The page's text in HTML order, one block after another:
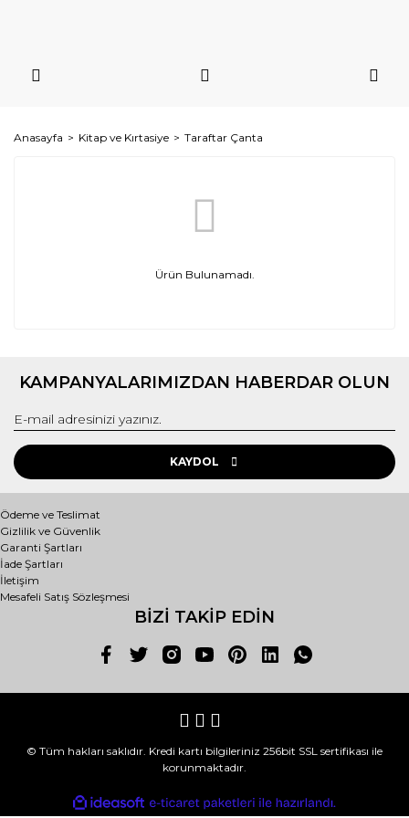
Anasayfa Kitap ve Kırtasiye Taraftar Çanta
Ürün Bulunamadı.
KAMPANYALARIMIZDAN HABERDAR OLUN
KAYDOL
Ödeme ve Teslimat
Gizlilik ve Güvenlik
Garanti Şartları
İade Şartları
İletişim
Mesafeli Satış Sözleşmesi
BİZİ TAKİP EDİN
© Tüm hakları saklıdır. Kredi kartı bilgileriniz 256bit SSL sertifikası ile
korunmaktadır.
ideasoft
e-